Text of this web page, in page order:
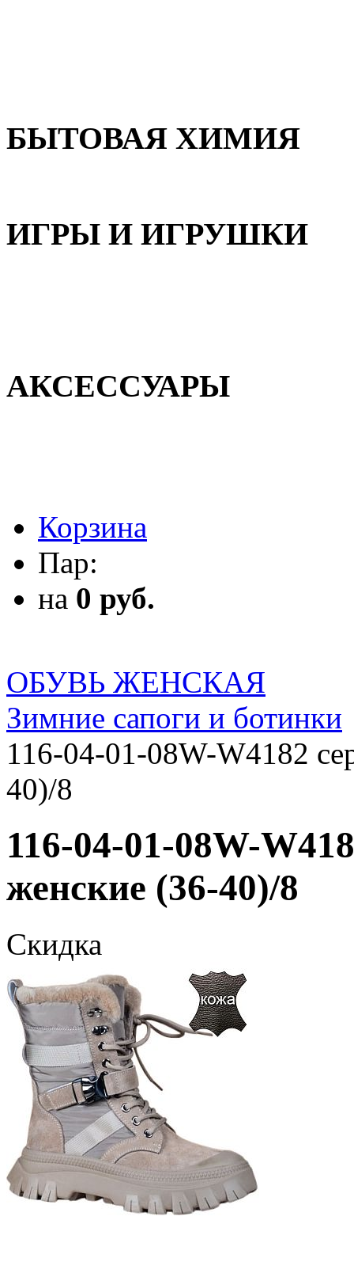
БЫТОВАЯ ХИМИЯ
ИГРЫ И ИГРУШКИ
АКСЕССУАРЫ
Корзина
Пар:
на 0 руб.
ОБУВЬ ЖЕНСКАЯ
Зимние сапоги и ботинки
116-04-01-08W-W4182
40)/8
116-04-01-08W-
женские (36-40)/8
Скидка